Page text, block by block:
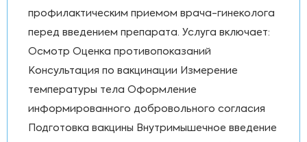
профилактическим приемом врача-гинеколога
перед введением препарата. Услуга включает:
Осмотр Оценка противопоказаний
Консультация по вакцинации Измерение
температуры тела Оформление
информированного добровольного согласия
Подготовка вакцины Внутримышечное введение